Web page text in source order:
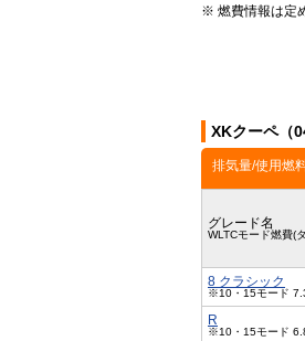
※ 燃費情報は定
XKクーペ（
排気量/使用燃
グレード名
WLTCモード燃費(
8 クラシック
※10・15モード
R
※10・15モード